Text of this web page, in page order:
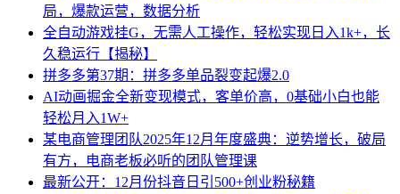
局，爆款运营，数据分析
全自动游戏挂G，无需人工操作，轻松实现日入1k+，长
久稳运行【揭秘】
拼多多第37期：拼多多单品裂变起爆2.0
AI动画掘金全新变现模式，客单价高，0基础小白也能
轻松月入1W+
某电商管理团队2025年12月年度盛典：逆势增长，破局
有方，电商老板必听的团队管理课
最新公开：12月份抖音日引500+创业粉秘籍